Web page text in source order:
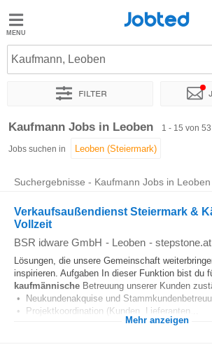
Jobted
Jobs
Jobted
Kaufmann, Leoben
Filter
Sortieren nach Genauer Standort
Kaufmann Jobs in Leoben 1 - 15 von 53
Jobs suchen in
Suchergebnisse - Kaufmann Jobs in Leoben
Verkaufsaußendienst Steiermark &
Vollzeit
BSR idware GmbH - Leoben - stepstone.at
Lösungen, die unsere Gemeinschaft
inspirieren. Aufgaben In dieser Funktion bist du
kaufmännische Betreuung unserer Kunden
• Neukundenakquise und
• Projektkoordination (Kunden, Lieferanten...
Mehr anzeigen